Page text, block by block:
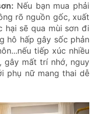
Nếu bạn mua phải
rõ nguồn gốc, xuất
hại sẽ qua mùi sơn đi
hô hấp gây sốc phản
tiếp xúc nhiều
gây mất trí nhớ, nguy
phụ nữ mang thai dễ